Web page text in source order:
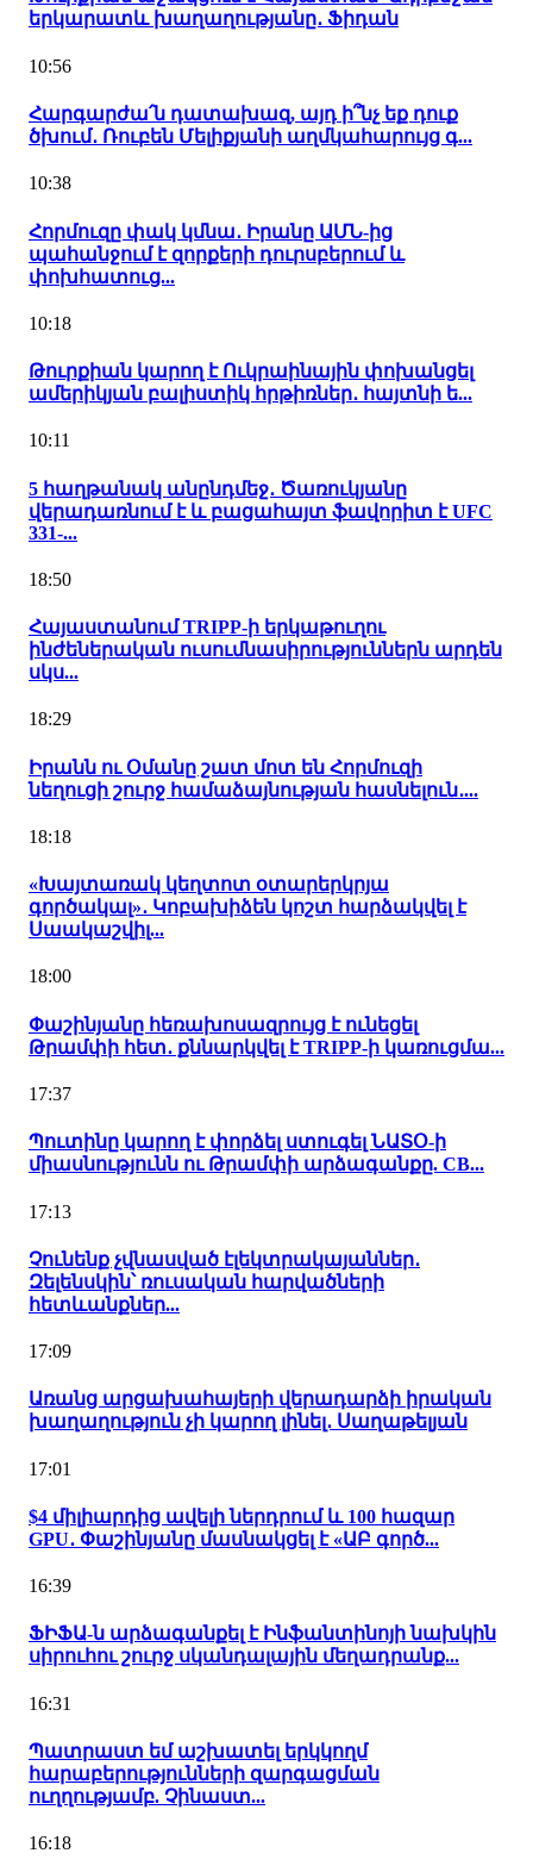
երկարատև խաղաղությանը․ Ֆիդան
10:56
Հարգարժա՛ն դատախազ, այդ ի՞նչ եք դուք
ծխում․ Ռուբեն Մելիքյանի աղմկահարույց գ...
10:38
Հորմուզը փակ կմնա․ Իրանը ԱՄՆ-ից
պահանջում է զորքերի դուրսբերում և
փոխհատուց...
10:18
Թուրքիան կարող է Ուկրաինային փոխանցել
ամերիկյան բալիստիկ հրթիռներ․ հայտնի ե...
10:11
5 հաղթանակ անընդմեջ․ Ծառուկյանը
վերադառնում է և բացահայտ ֆավորիտ է UFC
331-...
18:50
Հայաստանում TRIPP-ի երկաթուղու
ինժեներական ուսումնասիրություններն արդեն
սկս...
18:29
Իրանն ու Օմանը շատ մոտ են Հորմուզի
նեղուցի շուրջ համաձայնության հասնելուն․...
18:18
«Խայտառակ կեղտոտ օտարերկրյա
գործակալ»․ Կոբախիձեն կոշտ հարձակվել է
Սաակաշվիլ...
18:00
Փաշինյանը հեռախոսազրույց է ունեցել
Թրամփի հետ․ քննարկվել է TRIPP-ի կառուցմա...
17:37
Պուտինը կարող է փորձել ստուգել ՆԱՏՕ-ի
միասնությունն ու Թրամփի արձագանքը. CB...
17:13
Չունենք չվնասված էլեկտրակայաններ․
Զելենսկին՝ ռուսական հարվածների
հետևանքներ...
17:09
Առանց արցախահայերի վերադարձի իրական
խաղաղություն չի կարող լինել․ Սաղաթելյան
17:01
$4 միլիարդից ավելի ներդրում և 100 հազար
GPU․ Փաշինյանը մասնակցել է «ԱԲ գործ...
16:39
ՖԻՖԱ-ն արձագանքել է Ինֆանտինոյի նախկին
սիրուհու շուրջ սկանդալային մեղադրանք...
16:31
Պատրաստ եմ աշխատել երկկողմ
հարաբերությունների զարգացման
ուղղությամբ. Չինաստ...
16:18